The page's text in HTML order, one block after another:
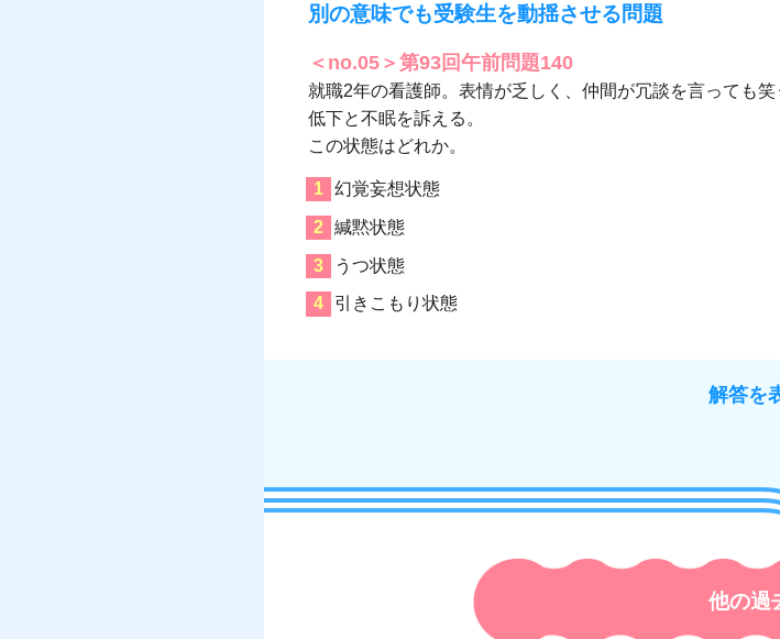
別の意味でも受験生を動揺させる問題
＜no.05＞第93回午前問題140
就職2年の看護師。表情が乏しく、仲間が冗談を言っても
低下と不眠を訴える。
この状態はどれか。
幻覚妄想状態
緘黙状態
うつ状態
引きこもり状態
解答を
他の過